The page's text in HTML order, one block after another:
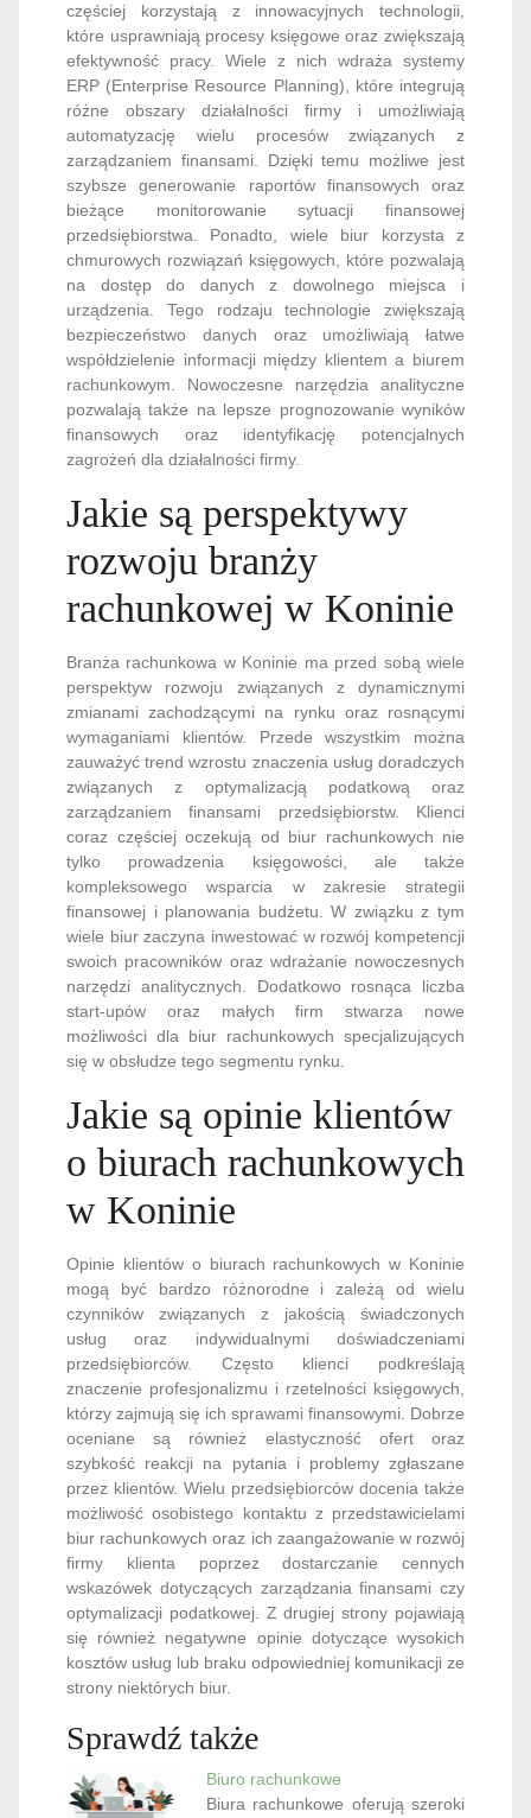
częściej korzystają z innowacyjnych technologii,
które usprawniają procesy księgowe oraz zwiększają
efektywność pracy. Wiele z nich wdraża systemy
ERP (Enterprise Resource Planning), które integrują
różne obszary działalności firmy i umożliwiają
automatyzację wielu procesów związanych z
zarządzaniem finansami. Dzięki temu możliwe jest
szybsze generowanie raportów finansowych oraz
bieżące monitorowanie sytuacji finansowej
przedsiębiorstwa. Ponadto, wiele biur korzysta z
chmurowych rozwiązań księgowych, które pozwalają
na dostęp do danych z dowolnego miejsca i
urządzenia. Tego rodzaju technologie zwiększają
bezpieczeństwo danych oraz umożliwiają łatwe
współdzielenie informacji między klientem a biurem
rachunkowym. Nowoczesne narzędzia analityczne
pozwalają także na lepsze prognozowanie wyników
finansowych oraz identyfikację potencjalnych
zagrożeń dla działalności firmy.
Jakie są perspektywy
rozwoju branży
rachunkowej w Koninie
Branża rachunkowa w Koninie ma przed sobą wiele
perspektyw rozwoju związanych z dynamicznymi
zmianami zachodzącymi na rynku oraz rosnącymi
wymaganiami klientów. Przede wszystkim można
zauważyć trend wzrostu znaczenia usług doradczych
związanych z optymalizacją podatkową oraz
zarządzaniem finansami przedsiębiorstw. Klienci
coraz częściej oczekują od biur rachunkowych nie
tylko prowadzenia księgowości, ale także
kompleksowego wsparcia w zakresie strategii
finansowej i planowania budżetu. W związku z tym
wiele biur zaczyna inwestować w rozwój kompetencji
swoich pracowników oraz wdrażanie nowoczesnych
narzędzi analitycznych. Dodatkowo rosnąca liczba
start-upów oraz małych firm stwarza nowe
możliwości dla biur rachunkowych specjalizujących
się w obsłudze tego segmentu rynku.
Jakie są opinie klientów
o biurach rachunkowych
w Koninie
Opinie klientów o biurach rachunkowych w Koninie
mogą być bardzo różnorodne i zależą od wielu
czynników związanych z jakością świadczonych
usług oraz indywidualnymi doświadczeniami
przedsiębiorców. Często klienci podkreślają
znaczenie profesjonalizmu i rzetelności księgowych,
którzy zajmują się ich sprawami finansowymi. Dobrze
oceniane są również elastyczność ofert oraz
szybkość reakcji na pytania i problemy zgłaszane
przez klientów. Wielu przedsiębiorców docenia także
możliwość osobistego kontaktu z przedstawicielami
biur rachunkowych oraz ich zaangażowanie w rozwój
firmy klienta poprzez dostarczanie cennych
wskazówek dotyczących zarządzania finansami czy
optymalizacji podatkowej. Z drugiej strony pojawiają
się również negatywne opinie dotyczące wysokich
kosztów usług lub braku odpowiedniej komunikacji ze
strony niektórych biur.
Sprawdź także
Biuro rachunkowe
Biura rachunkowe oferują szeroki